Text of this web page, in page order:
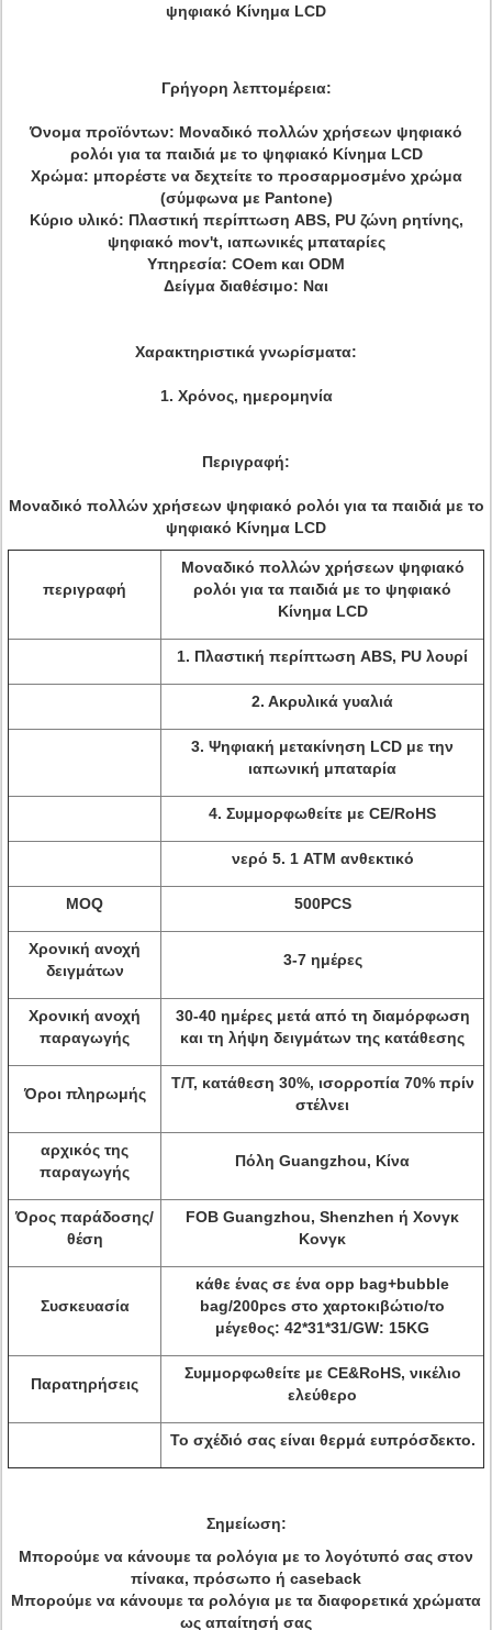
ψηφιακό Κίνημα LCD
Γρήγορη λεπτομέρεια:
Όνομα προϊόντων: Μοναδικό πολλών χρήσεων ψηφιακό
ρολόι για τα παιδιά με το ψηφιακό Κίνημα LCD
Χρώμα: μπορέστε να δεχτείτε το προσαρμοσμένο χρώμα
(σύμφωνα με Pantone)
Κύριο υλικό: Πλαστική περίπτωση ABS, PU ζώνη ρητίνης,
ψηφιακό mov't, ιαπωνικές μπαταρίες
Υπηρεσία: COem και ODM
Δείγμα διαθέσιμο: Ναι
Χαρακτηριστικά γνωρίσματα:
1. Χρόνος, ημερομηνία
Περιγραφή:
Μοναδικό πολλών χρήσεων ψηφιακό ρολόι για τα παιδιά με το
ψηφιακό Κίνημα LCD
περιγραφή
Μοναδικό πολλών χρήσεων ψηφιακό
ρολόι για τα παιδιά με το ψηφιακό
Κίνημα LCD
1. Πλαστική περίπτωση ABS, PU λουρί
2. Ακρυλικά γυαλιά
3. Ψηφιακή μετακίνηση LCD με την
ιαπωνική μπαταρία
4. Συμμορφωθείτε με CE/RoHS
νερό 5. 1 ATM ανθεκτικό
MOQ 500PCS
Χρονική ανοχή
δειγμάτων
3-7 ημέρες
Χρονική ανοχή
παραγωγής
30-40 ημέρες μετά από τη διαμόρφωση
και τη λήψη δειγμάτων της κατάθεσης
Όροι πληρωμής
T/T, κατάθεση 30%, ισορροπία 70% πρίν
στέλνει
αρχικός της
παραγωγής
Πόλη Guangzhou, Κίνα
Όρος παράδοσης/
θέση
FOB Guangzhou, Shenzhen ή Χονγκ
Κονγκ
Συσκευασία
κάθε ένας σε ένα opp bag+bubble
bag/200pcs στο χαρτοκιβώτιο/το
μέγεθος: 42*31*31/GW: 15KG
Παρατηρήσεις
Συμμορφωθείτε με CE&RoHS, νικέλιο
ελεύθερο
Το σχέδιό σας είναι θερμά ευπρόσδεκτο.
Σημείωση:
Μπορούμε να κάνουμε τα ρολόγια με το λογότυπό σας στον
πίνακα, πρόσωπο ή caseback
Μπορούμε να κάνουμε τα ρολόγια με τα διαφορετικά χρώματα
ως απαίτησή σας